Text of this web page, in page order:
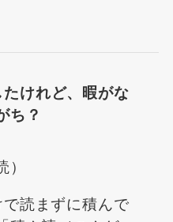
けれど、暇がな
ち？
）
読まずに積んで